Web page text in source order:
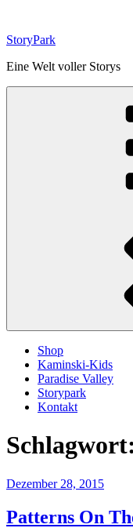
springen
StoryPark
Eine Welt voller Storys
Shop
Kaminski-Kids
Paradise Valley
Storypark
Kontakt
Schlagwort:
Veröffentlicht
Dezember 28, 2015
Patterns On